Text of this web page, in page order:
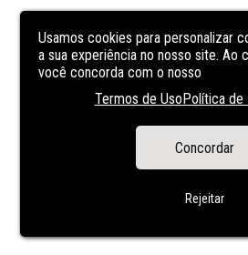
Usamos cookies para personalizar
a sua experiência no nosso site. Ao
você concorda com o nosso
Termos de UsoPolítica de
Concordar
Rejeitar